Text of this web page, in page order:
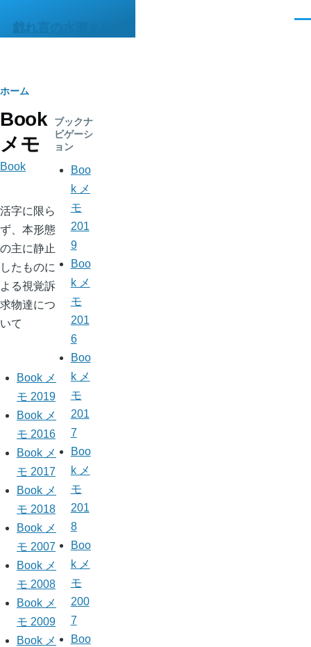
戯れ言の水溜まりΦ
パ
ン
く
ず
ホーム
Book
メモ
Book
活字に限ら
ず、本形態
の主に静止
したものに
よる視覚訴
求物達につ
いて
Book メ
モ 2019
Book メ
モ 2016
Book メ
モ 2017
Book メ
モ 2018
Book メ
モ 2007
Book メ
モ 2008
Book メ
モ 2009
Book メ
ブックナ
ビゲーシ
ョン
Boo
k メ
モ
201
9
Boo
k メ
モ
201
6
Boo
k メ
モ
201
7
Boo
k メ
モ
201
8
Boo
k メ
モ
200
7
Boo